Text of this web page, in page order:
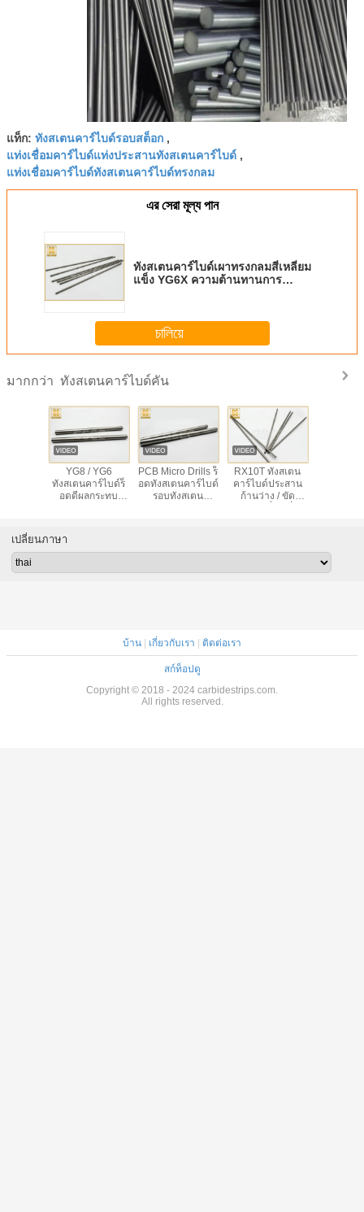
แท็ก: ทังสเตนคาร์ไบด์รอบสต็อก ,
แท่งเชื่อมคาร์ไบด์แท่งประสานทังสเตนคาร์ไบด์ ,
แท่งเชื่อมคาร์ไบด์ทังสเตนคาร์ไบด์ทรงกลม
এর সেরা মূল্য পান
ทังสเตนคาร์ไบด์เผาทรงกลมสี่เหลี่ยม
แข็ง YG6X ความต้านทานการ
চালিয়ে
มากกว่า ทังสเตนคาร์ไบด์คัน
YG8 / YG6
ทังสเตนคาร์ไบด์ร็
อดดีผลกระทบ
PCB Micro Drills ร็
อดทังสเตนคาร์ไบด์
รอบทังสเตน
RX10T ทังสเตน
คาร์ไบด์ประสาน
ก้านว่าง / ขัด
เปลี่ยนภาษา
บ้าน เกี่ยวกับเรา ติดต่อเรา
สก์ท็อปดู
Copyright © 2018 - 2024 carbidestrips.com.
All rights reserved.